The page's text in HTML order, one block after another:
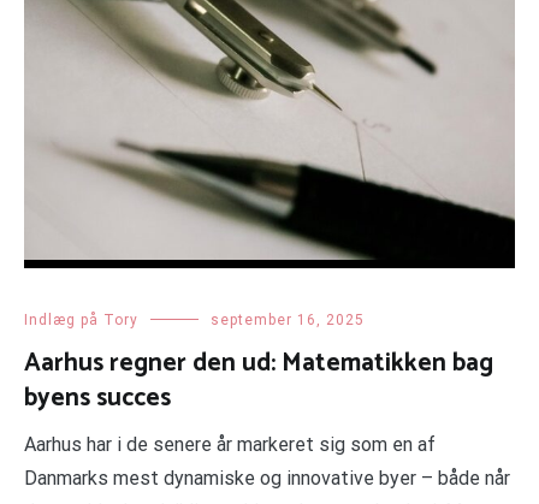
Indlæg på Tory september 16, 2025
Aarhus regner den ud: Matematikken bag
byens succes
Aarhus har i de senere år markeret sig som en af
Danmarks mest dynamiske og innovative byer – både når